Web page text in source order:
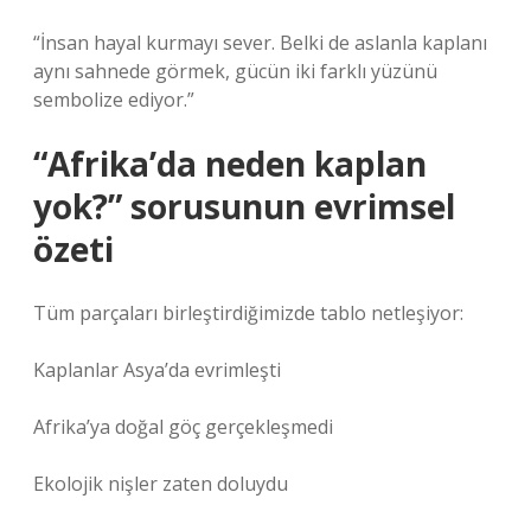
“İnsan hayal kurmayı sever. Belki de aslanla kaplanı
aynı sahnede görmek, gücün iki farklı yüzünü
sembolize ediyor.”
“Afrika’da neden kaplan
yok?” sorusunun evrimsel
özeti
Tüm parçaları birleştirdiğimizde tablo netleşiyor:
Kaplanlar Asya’da evrimleşti
Afrika’ya doğal göç gerçekleşmedi
Ekolojik nişler zaten doluydu